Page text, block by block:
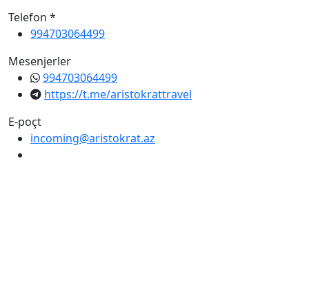
Telefon *
994703064499
Mesenjerler
994703064499
https://t.me/aristokrattravel
E-poçt
incoming@aristokrat.az